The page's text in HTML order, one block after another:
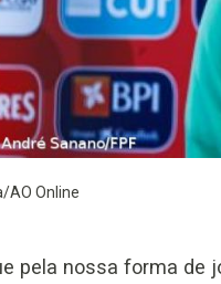
AO Online
pela nossa forma